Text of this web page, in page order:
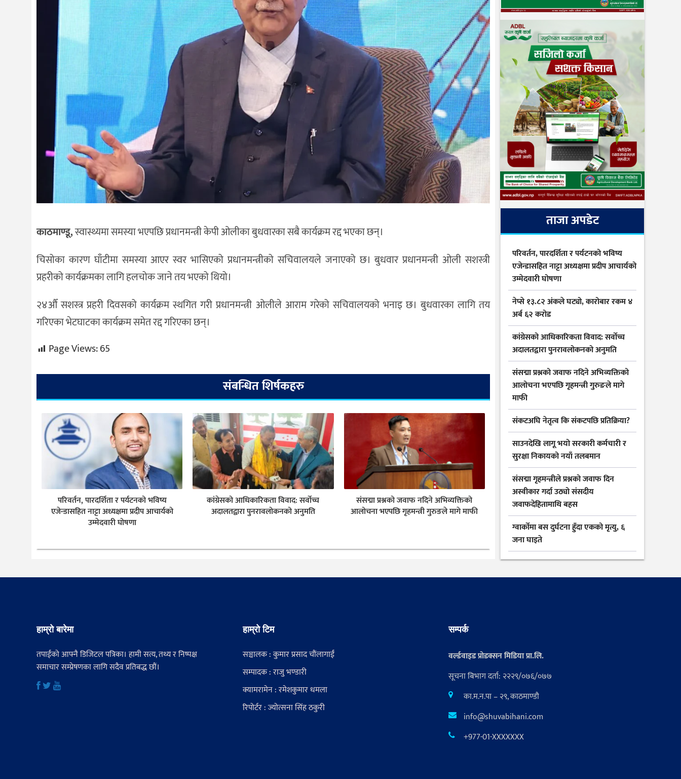
काठमाण्डू,स्वास्थ्यमा समस्या भएपछि प्रधानमन्त्री केपी ओलीका बुधवारका सबै कार्यक्रम रद्द भएका छन्।
चिसोका कारण घाँटीमा समस्या आएर स्वर भासिएको प्रधानमन्त्रीको सचिवालयले जनाएको छ। बुधवार प्रधानमन्त्री ओली सशस्त्री
प्रहरीको कार्यक्रमका लागि हलचोक जाने तय भएको थियो।
२४औँ सशस्त्र प्रहरी दिवसको कार्यक्रम स्थगित गरी प्रधानमन्त्री ओलीले आराम गरेको सचिवालयको भनाइ छ। बुधवारका लागि तय
गरिएका भेटघाटका कार्यक्रम समेत रद्द गरिएका छन्।
Page Views:65
संबन्धित शिर्षकहरु
परिवर्तन, पारदर्शिता र पर्यटनको भविष्य
एजेन्डासहित नाट्टा अध्यक्षमा प्रदीप आचार्यको
उम्मेदवारी घोषणा
कांग्रेसको आधिकारिकता विवाद: सर्वोच्च
अदालतद्वारा पुनरावलोकनको अनुमति
संसद्मा प्रश्नको जवाफ नदिने अभिव्यक्तिको
आलोचना भएपछि गृहमन्त्री गुरुङले मागे माफी
ताजा अपडेट
परिवर्तन, पारदर्शिता र पर्यटनको भविष्य
एजेन्डासहित नाट्टा अध्यक्षमा प्रदीप आचार्यको
उम्मेदवारी घोषणा
नेप्से १३.८२ अंकले घट्यो, कारोबार रकम ४
अर्ब ६२ करोड
कांग्रेसको आधिकारिकता विवाद: सर्वोच्च
अदालतद्वारा पुनरावलोकनको अनुमति
संसद्मा प्रश्नको जवाफ नदिने अभिव्यक्तिको
आलोचना भएपछि गृहमन्त्री गुरुङले मागे
माफी
संकटअघि नेतृत्व कि संकटपछि प्रतिक्रिया?
साउनदेखि लागू भयो सरकारी कर्मचारी र
सुरक्षा निकायको नयाँ तलबमान
संसद्मा गृहमन्त्रीले प्रश्नको जवाफ दिन
अस्वीकार गर्दा उठ्यो संसदीय
जवाफदेहितामाथि बहस
ग्वार्कोमा बस दुर्घटना हुँदा एकको मृत्यु, ६
जना घाइते
हाम्रो बारेमा
तपाईंको आफ्नै डिजिटल पत्रिका। हामी सत्य, तथ्य र निष्पक्ष
समाचार सम्प्रेषणका लागि सदैव प्रतिबद्ध छौं।
हाम्रो टिम
सञ्चालक : कुमार प्रसाद चौंलागाईं
सम्पादक : राजु भण्डारी
क्यामरामेन : रमेशकुमार धमला
रिपोर्टर : ज्योत्सना सिंह ठकुरी
सम्पर्क
वर्ल्डवाइड प्रोडक्सन मिडिया प्रा.लि.
सूचना बिभाग दर्ता: २२२९/०७६/०७७
का.म.न.पा – २९, काठमाण्डौ
info@shuvabihani.com
+977-01-XXXXXXX